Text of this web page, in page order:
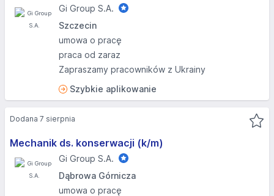
Gi Group S.A.
Szczecin
umowa o pracę
praca od zaraz
Zapraszamy pracowników z Ukrainy
Szybkie aplikowanie
Mechanik ds. konserwacji (k/m)
Gi Group S.A.
Dąbrowa Górnicza
umowa o pracę
Dodana 7 sierpnia